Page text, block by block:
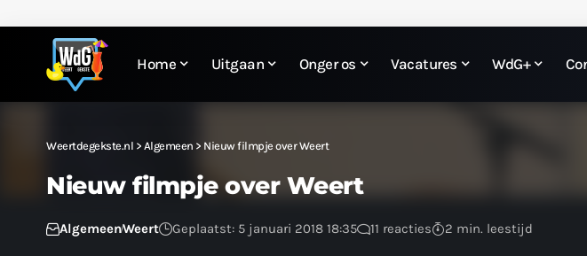
Home Uitgaan Onger os Vacatures WdG+
Weertdegekste.nl > Algemeen > Nieuw filmpje over Weert
Nieuw filmpje over Weert
AlgemeenWeert Geplaatst: 5 januari 2018 18:35 11 reacties 2 min. leestijd